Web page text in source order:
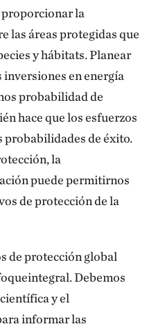
proporcionar la
las áreas protegidas que
y hábitats. Planear
en energía
probabilidad de
hace que los esfuerzos
probabilidades de éxito.
la
puede permitirnos
de protección de la
de protección global
Debemos
y el
informar las